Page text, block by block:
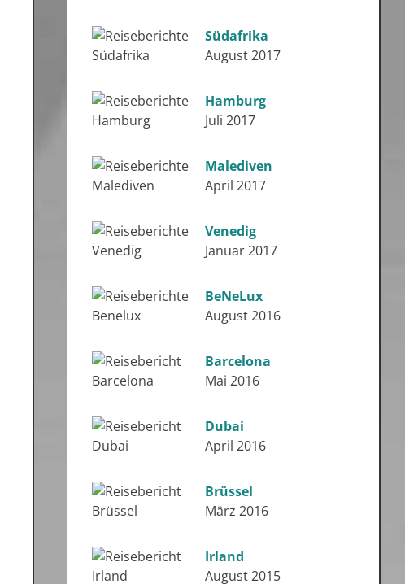
Südafrika
August 2017
Hamburg
Juli 2017
Malediven
April 2017
Venedig
Januar 2017
BeNeLux
August 2016
Barcelona
Mai 2016
Dubai
April 2016
Brüssel
März 2016
Irland
August 2015